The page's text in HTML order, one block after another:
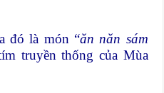
đó là món “ăn năn sám
truyền thống của Mùa